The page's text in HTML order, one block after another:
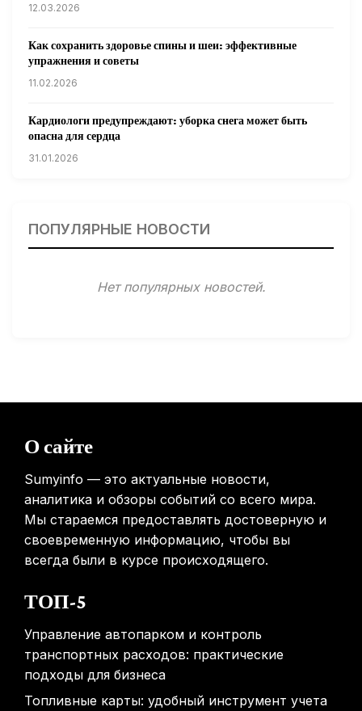
12.03.2026
Как сохранить здоровье спины и шеи: эффективные
упражнения и советы
11.02.2026
Кардиологи предупреждают: уборка снега может быть
опасна для сердца
31.01.2026
31.01.2026
мобильных телефонов на здоровье
перемещаться между этажами
ПОПУЛЯРНЫЕ НОВОСТИ
Нет популярных новостей.
О сайте
Sumyinfo — это актуальные новости,
аналитика и обзоры событий со всего мира.
Мы стараемся предоставлять достоверную и
своевременную информацию, чтобы вы
всегда были в курсе происходящего.
ТОП-5
Управление автопарком и контроль
транспортных расходов: практические
подходы для бизнеса
Топливные карты: удобный инструмент учета